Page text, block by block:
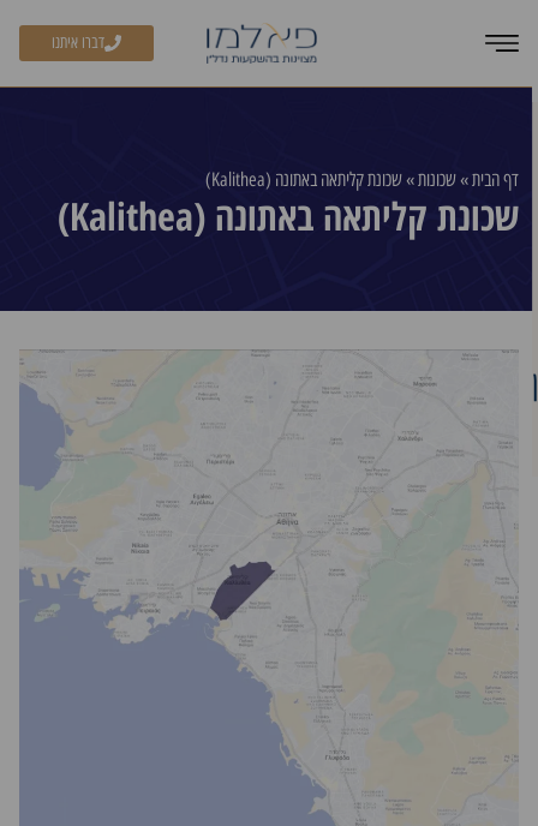
דברו איתנו
דף הבית»שכונות»שכונת קליתאה באתונה (Kalithea)
שכונת קליתאה באתונה (Kalithea)